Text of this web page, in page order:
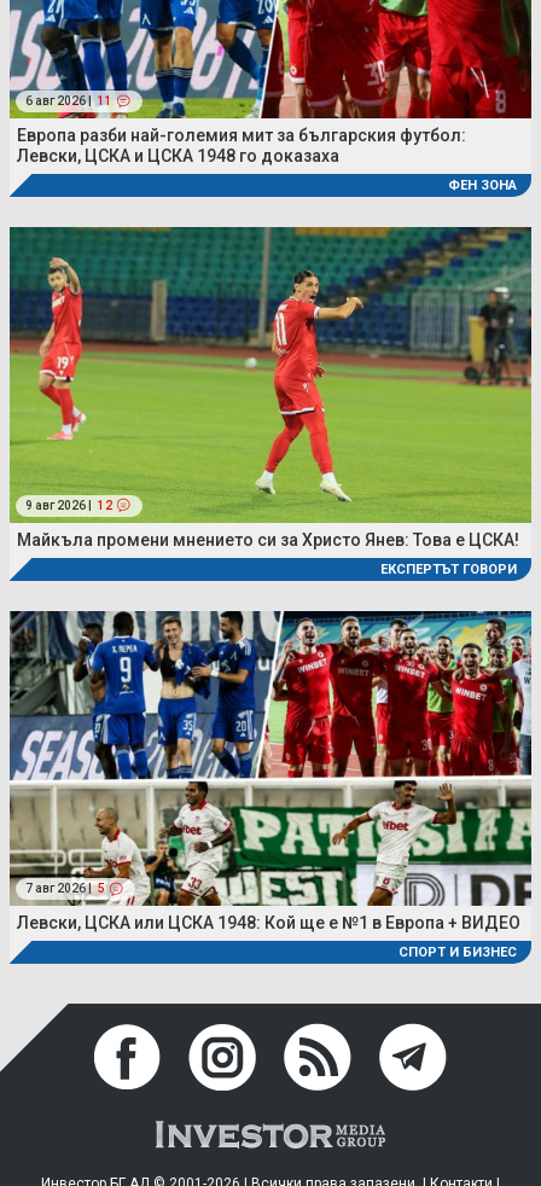
6 авг 2026 | 11
Европа разби най-големия мит за българския футбол:
Левски, ЦСКА и ЦСКА 1948 го доказаха
ФЕН ЗОНА
9 авг 2026 | 12
Майкъла промени мнението си за Христо Янев: Това е ЦСКА!
ЕКСПЕРТЪТ ГОВОРИ
7 авг 2026 | 5
Левски, ЦСКА или ЦСКА 1948: Кой ще е №1 в Европа + ВИДЕО
СПОРТ И БИЗНЕС